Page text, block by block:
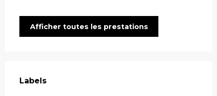
Afficher toutes les prestations
Labels
Labels